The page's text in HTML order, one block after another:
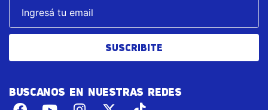
SUSCRIBITE
BUSCANOS EN NUESTRAS REDES